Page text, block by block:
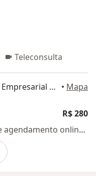
Teleconsulta
Rua Benjamin Constant, 170, Empresarial Mundo Plaza, Campina Grande • Mapa
R$ 280
Esse especialista não oferece agendamento online para esse endereço.